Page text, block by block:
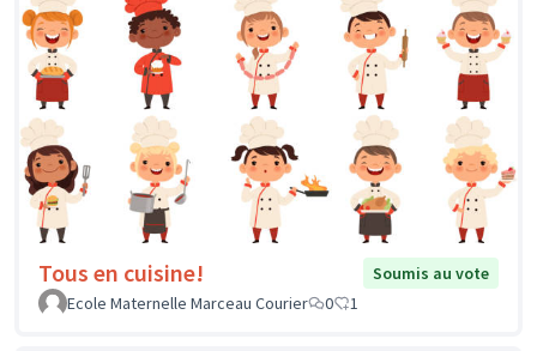
Tous en cuisine!
Soumis au vote
Ecole Maternelle Marceau Courier
0 1